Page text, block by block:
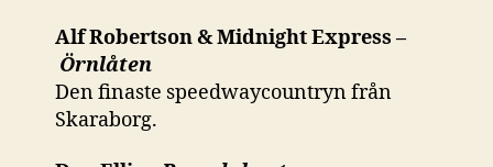
Alf Robertson & Midnight Express –
Örnlåten
Den finaste speedwaycountryn från
Skaraborg.